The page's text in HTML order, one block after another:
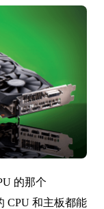
的那个
CPU 和主板都能